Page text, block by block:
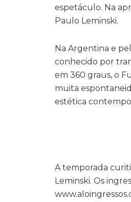
espetáculo. Na
Paulo Leminski.
Na Argentina e
conhecido por
em 360 graus, o
muita
estética
A temporada
Leminski. Os